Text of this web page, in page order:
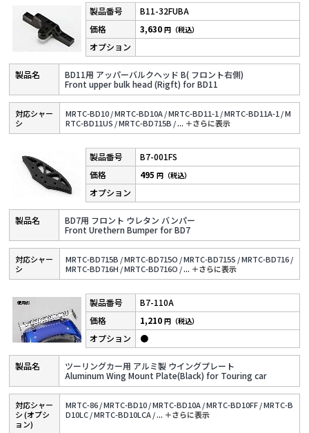
B11-32FUBA
BD11用 アッパーバルクヘッド B( フロント右側)
Front upper bulk head (Rigft) for BD11
3,630円（税込）
対応シャー
シ
MRTC-BD10 /MRTC-BD10A /MRTC-BD11-1 /MRTC-BD11A-1 /M
RTC-BD11US /MRTC-BD715B /... ＋さらに表⽰
B7-001FS
BD7用 フロント ウレタン バンパー
Front Urethern Bumper for BD7
495円（税込）
対応シャー
シ
MRTC-BD715B /MRTC-BD715O /MRTC-BD715S /MRTC-BD716 /
MRTC-BD716H /MRTC-BD716O /... ＋さらに表⽰
B7-110A
ツーリングカー用 アルミ製 ウイングプレート
Aluminum Wing Mount Plate(Black) for Touring car
1,210円（税込）
●
対応シャー
シ (オプシ
ョン)
MRTC-86 /MRTC-BD10 /MRTC-BD10A /MRTC-BD10FF /MRTC-B
D10LC /MRTC-BD10LCA /... ＋さらに表⽰